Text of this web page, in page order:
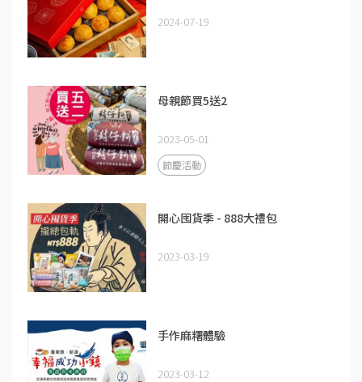
2024-07-19
母親節買5送2
2023-05-01
節慶活動
開心囤貨季 - 888大禮包
2023-03-19
手作麻糬體驗
2023-03-12